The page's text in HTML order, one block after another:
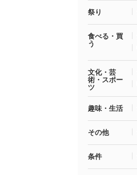
祭り
食べる・買
う
文化・芸
術・スポー
ツ
趣味・生活
その他
条件